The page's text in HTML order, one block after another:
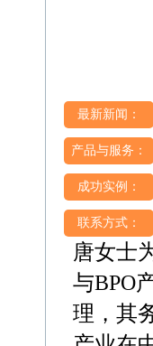
最新新闻：
产品与服务：
成功实例：
联系方式：
唐女士
与BPO
理，其